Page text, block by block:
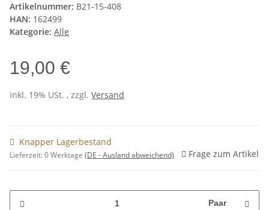
Artikelnummer: B21-15-408
HAN: 162499
Kategorie: Alle
19,00 €
inkl. 19% USt. , zzgl. Versand
Knapper Lagerbestand
Lieferzeit:0 Werktage (DE - Ausland abweichend) Frage zum Artikel
Paar